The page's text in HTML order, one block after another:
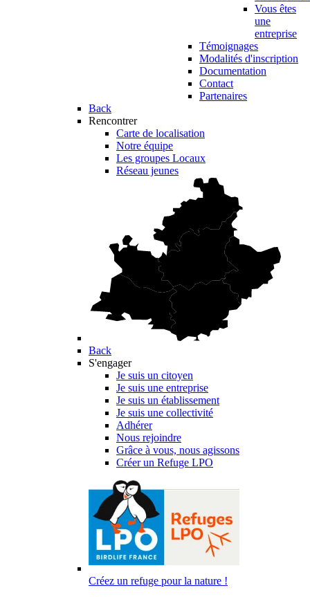
Vous êtes
une
entreprise
Témoignages
Modalités d'inscription
Documentation
Contact
Partenaires
Back
Rencontrer
Carte de localisation
Notre équipe
Les groupes Locaux
Réseau jeunes
Back
S'engager
Je suis un citoyen
Je suis une entreprise
Je suis un établissement
Je suis une collectivité
Adhérer
Nous rejoindre
Grâce à vous, nous agissons
Créer un Refuge LPO
Créez un refuge pour la nature !